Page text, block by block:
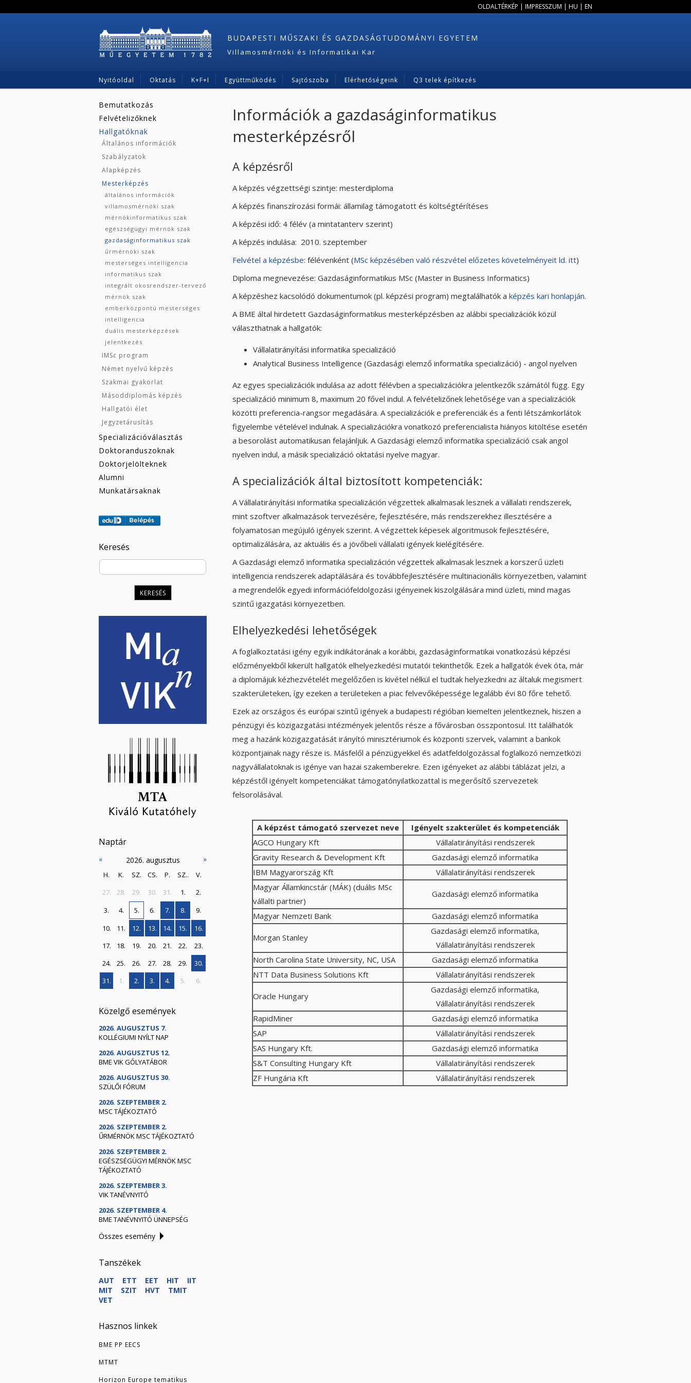
OLDALTÉRKÉP | IMPRESSZUM | HU | EN
BUDAPESTI MŰSZAKI ÉS GAZDASÁGTUDOMÁNYI EGYETEM
Villamosmérnöki és Informatikai Kar
Nyitóoldal Oktatás K+F+I Együttműködés Sajtószoba Elérhetőségeink Q3 telek építkezés
Bemutatkozás
Felvételizőknek
Hallgatóknak
Általános információk
Szabályzatok
Alapképzés
Mesterképzés
általános információk
villamosmérnöki szak
mérnökinformatikus szak
egészségügyi mérnök szak
gazdaságinformatikus szak
űrmérnöki szak
mesterséges intelligencia
informatikus szak
integrált okosrendszer-tervező
mérnök szak
emberközpontú mesterséges
intelligencia
duális mesterképzések
jelentkezés
IMSc program
Német nyelvű képzés
Szakmai gyakorlat
Másoddiplomás képzés
Hallgatói élet
Jegyzetárusítás
Specializációválasztás
Doktoranduszoknak
Doktorjelölteknek
Alumni
Munkatársaknak
Keresés
Naptár
« 2026. augusztus »
H. K. SZ. CS. P. SZ..
V.
27.
28. 29. 30. 31. 1.
2.
3.
4. 5. 6. 7. 8.
9.
10.
11. 12. 13. 14. 15.
16.
17.
18. 19. 20. 21. 22.
23.
24.
25. 26. 27. 28. 29.
30.
31.
1. 2. 3. 4. 5. 6.
Közelgő események
2026. AUGUSZTUS 7.
KOLLÉGIUMI NYÍLT NAP
2026. AUGUSZTUS 12.
BME VIK GÓLYATÁBOR
2026. AUGUSZTUS 30.
SZÜLŐI FÓRUM
2026. SZEPTEMBER 2.
MSC TÁJÉKOZTATÓ
2026. SZEPTEMBER 2.
ŰRMÉRNÖK MSC TÁJÉKOZTATÓ
2026. SZEPTEMBER 2.
EGÉSZSÉGÜGYI MÉRNÖK MSC
TÁJÉKOZTATÓ
2026. SZEPTEMBER 3.
VIK TANÉVNYITÓ
2026. SZEPTEMBER 4.
BME TANÉVNYITÓ ÜNNEPSÉG
Összes esemény
Tanszékek
AUT ETT EET HIT
IIT
MIT
SZIT HVT
TMIT
VET
Hasznos linkek
BME PP EECS
MTMT
Horizon Europe tematikus
Információk a gazdaságinformatikus
mesterképzésről
A képzésről
A képzés végzettségi szintje: mesterdiploma
A képzés finanszírozási formái: államilag támogatott és költségtérítéses
A képzési idő: 4 félév (a mintatanterv szerint)
A képzés indulása: 2010. szeptember
Felvétel a képzésbe: félévenként (MSc képzésében való részvétel előzetes követelményeit ld. itt)
Diploma megnevezése: Gazdaságinformatikus MSc (Master in Business Informatics)
A képzéshez kacsolódó dokumentumok (pl. képzési program) megtalálhatók a képzés kari honlapján.
A BME által hirdetett Gazdaságinformatikus mesterképzésben az alábbi specializációk közül
választhatnak a hallgatók:
Vállalatirányítási informatika specializáció
Analytical Business Intelligence (Gazdasági elemző informatika specializáció) - angol nyelven
Az egyes specializációk indulása az adott félévben a specializációkra jelentkezők számától függ. Egy
specializáció minimum 8, maximum 20 fővel indul. A felvételizőnek lehetősége van a specializációk
közötti preferencia-rangsor megadására. A specializációk e preferenciák és a fenti létszámkorlátok
figyelembe vételével indulnak. A specializációkra vonatkozó preferencialista hiányos kitöltése esetén
a besorolást automatikusan felajánljuk. A Gazdasági elemző informatika specializáció csak angol
nyelven indul, a másik specializáció oktatási nyelve magyar.
A specializációk által biztosított kompetenciák:
A Vállalatirányítási informatika specializáción végzettek alkalmasak lesznek a vállalati rendszerek,
mint szoftver alkalmazások tervezésére, fejlesztésére, más rendszerekhez illesztésére a
folyamatosan megújuló igények szerint. A végzettek képesek algoritmusok fejlesztésére,
optimalizálására, az aktuális és a jövőbeli vállalati igények kielégítésére.
A Gazdasági elemző informatika specializáción végzettek alkalmasak lesznek a korszerű üzleti
intelligencia rendszerek adaptálására és továbbfejlesztésére multinacionális környezetben, valamint
a megrendelők egyedi információfeldolgozási igényeinek kiszolgálására mind üzleti, mind magas
szintű igazgatási környezetben.
Elhelyezkedési lehetőségek
A foglalkoztatási igény egyik indikátorának a korábbi, gazdaságinformatikai vonatkozású képzési
előzményekből kikerült hallgatók elhelyezkedési mutatói tekinthetők. Ezek a hallgatók évek óta, már
a diplomájuk kézhezvételét megelőzően is kivétel nélkül el tudtak helyezkedni az általuk megismert
szakterületeken, így ezeken a területeken a piac felvevőképessége legalább évi 80 főre tehető.
Ezek az országos és európai szintű igények a budapesti régióban kiemelten jelentkeznek, hiszen a
pénzügyi és közigazgatási intézmények jelentős része a fővárosban összpontosul. Itt találhatók
meg a hazánk közigazgatását irányító minisztériumok és központi szervek, valamint a bankok
központjainak nagy része is. Másfelől a pénzügyekkel és adatfeldolgozással foglalkozó nemzetközi
nagyvállalatoknak is igénye van hazai szakemberekre. Ezen igényeket az alábbi táblázat jelzi, a
képzéstől igényelt kompetenciákat támogatónyilatkozattal is megerősítő szervezetek
felsorolásával.
A képzést támogató szervezet neve
Igényelt szakterület és kompetenciák
AGCO Hungary Kft
Vállalatirányítási rendszerek
Gravity Research & Development Kft
Gazdasági elemző informatika
IBM Magyarország Kft
Vállalatirányítási rendszerek
Magyar Államkincstár (MÁK) (duális MSc
vállalti partner)
Gazdasági elemző informatika
Magyar Nemzeti Bank Gazdasági elemző informatika
Morgan Stanley
Gazdasági elemző informatika,
Vállalatirányítási rendszerek
North Carolina State University, NC, USA
Gazdasági elemző informatika
NTT Data Business Solutions Kft
Vállalatirányítási rendszerek
Oracle Hungary
Gazdasági elemző informatika,
Vállalatirányítási rendszerek
RapidMiner
Gazdasági elemző informatika
SAP
Vállalatirányítási rendszerek
SAS Hungary Kft.
Gazdasági elemző informatika
S&T Consulting Hungary Kft
Vállalatirányítási rendszerek
ZF Hungária Kft
Vállalatirányítási rendszerek